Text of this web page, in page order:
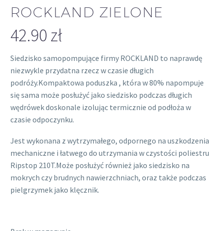
ROCKLAND ZIELONE
42.90 zł
Siedzisko samopompujące firmy ROCKLAND to naprawdę
niezwykle przydatna rzecz w czasie długich
podróży.Kompaktowa poduszka , która w 80% napompuje
się sama może posłużyć jako siedzisko podczas długich
wędrówek doskonale izolując termicznie od podłoża w
czasie odpoczynku.
Jest wykonana z wytrzymałego, odpornego na uszkodzenia
mechaniczne i łatwego do utrzymania w czystości poliestru
Ripstop 210T.Może posłużyć również jako siedzisko na
mokrych czy brudnych nawierzchniach, oraz także podczas
pielgrzymek jako klęcznik.